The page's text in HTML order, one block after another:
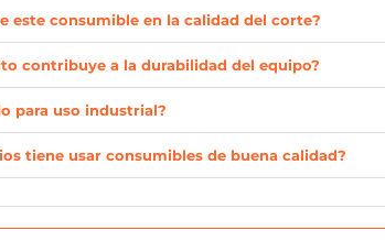
este consumible en la calidad del corte?
contribuye a la durabilidad del equipo?
para uso industrial?
tiene usar consumibles de buena calidad?